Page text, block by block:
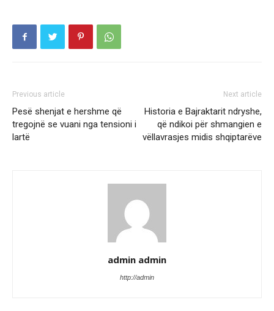
Previous article
Pesë shenjat e hershme që
tregojnë se vuani nga tensioni i
lartë
Next article
Historia e Bajraktarit ndryshe,
që ndikoi për shmangien e
vëllavrasjes midis shqiptarëve
admin admin
http://admin